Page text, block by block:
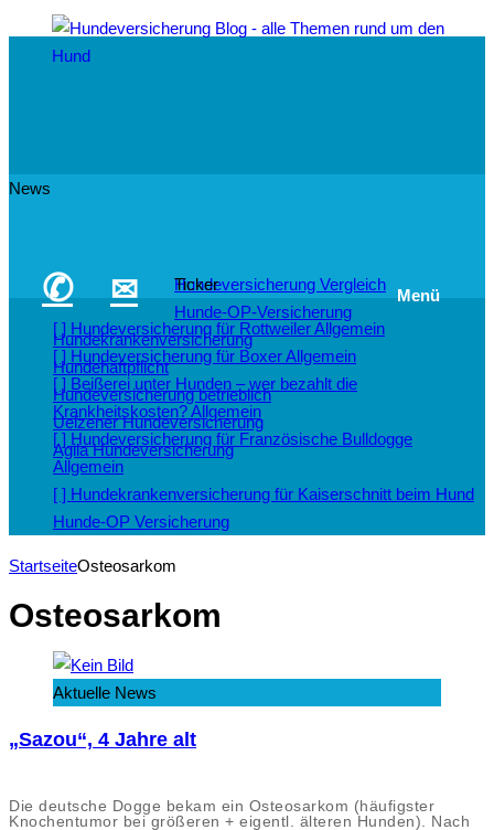
✆ ✉ Menü
Hundeversicherung Vergleich
Hunde-OP-Versicherung
Hundekrankenversicherung
Hundehaftpflicht
Hundeversicherung betrieblich
Uelzener Hundeversicherung
Agila Hundeversicherung
News
Ticker
[ ] Hundeversicherung für RottweilerAllgemein
[ ] Hundeversicherung für BoxerAllgemein
[ ] Beißerei unter Hunden – wer bezahlt die
Krankheitskosten?Allgemein
[ ] Hundeversicherung für Französische Bulldogge
Allgemein
[ ] Hundekrankenversicherung für Kaiserschnitt beim Hund
Hunde-OP Versicherung
StartseiteOsteosarkom
Osteosarkom
Aktuelle News
„Sazou“, 4 Jahre alt
Die deutsche Dogge bekam ein Osteosarkom (häufigster
Knochentumor bei größeren + eigentl. älteren Hunden). Nach